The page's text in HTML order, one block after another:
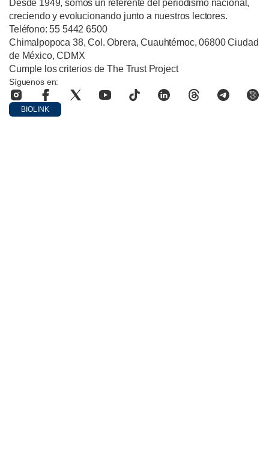
Desde 1949, somos un referente del periodismo nacional,
creciendo y evolucionando junto a nuestros lectores.
Teléfono: 55 5442 6500
Chimalpopoca 38, Col. Obrera, Cuauhtémoc, 06800 Ciudad
de México, CDMX
Cumple los criterios de The Trust Project
Síguenos en:
BIOLINK